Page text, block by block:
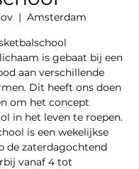
  |
Amsterdam
is gebaat bij een
aan verschillende
Dit heeft ons doen
om het concept
in het leven te roepen.
is een wekelijkse
de zaterdagochtend
vanaf 4 tot